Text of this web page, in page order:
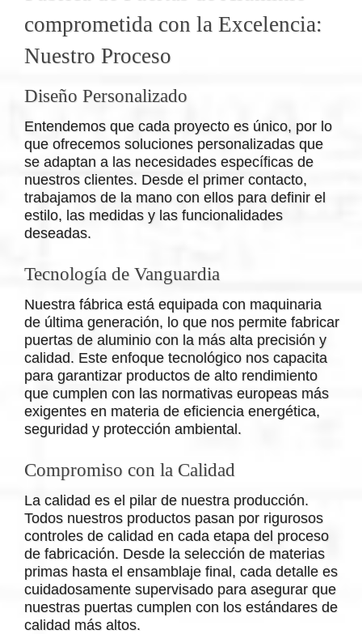
comprometida con la Excelencia:
Nuestro Proceso
Diseño Personalizado
Entendemos que cada proyecto es único, por lo
que ofrecemos soluciones personalizadas que
se adaptan a las necesidades específicas de
nuestros clientes. Desde el primer contacto,
trabajamos de la mano con ellos para definir el
estilo, las medidas y las funcionalidades
deseadas.
Tecnología de Vanguardia
Nuestra fábrica está equipada con maquinaria
de última generación, lo que nos permite fabricar
puertas de aluminio con la más alta precisión y
calidad. Este enfoque tecnológico nos capacita
para garantizar productos de alto rendimiento
que cumplen con las normativas europeas más
exigentes en materia de eficiencia energética,
seguridad y protección ambiental.
Compromiso con la Calidad
La calidad es el pilar de nuestra producción.
Todos nuestros productos pasan por rigurosos
controles de calidad en cada etapa del proceso
de fabricación. Desde la selección de materias
primas hasta el ensamblaje final, cada detalle es
cuidadosamente supervisado para asegurar que
nuestras puertas cumplen con los estándares de
calidad más altos.